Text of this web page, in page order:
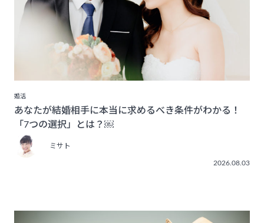
婚活
あなたが結婚相手に本当に求めるべき条件がわかる！
「7つの選択」とは？￼
ミサト
2026.08.03